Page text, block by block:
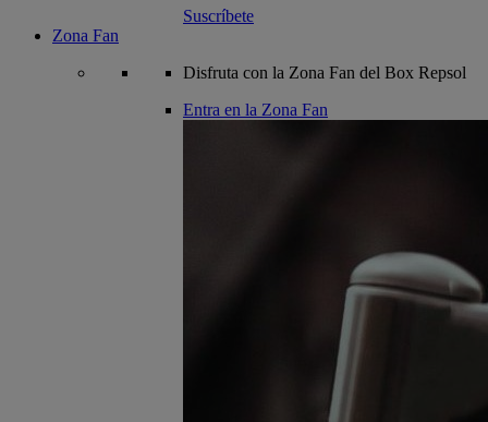
Suscríbete
Zona Fan
Disfruta con la Zona Fan del Box Repsol
Entra en la Zona Fan